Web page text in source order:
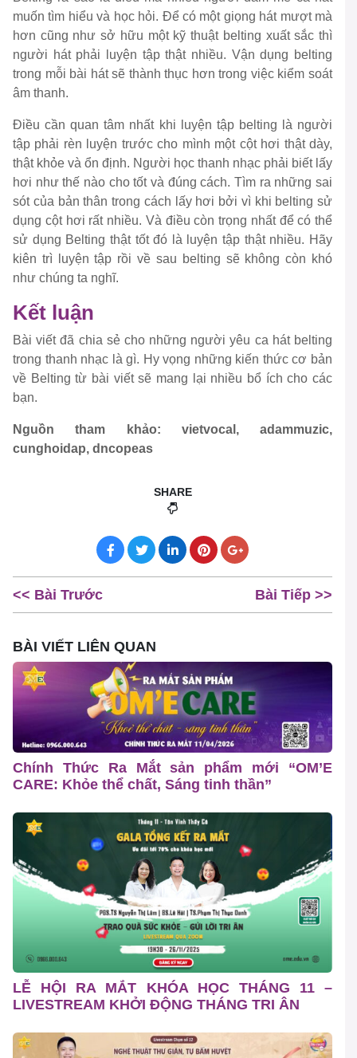
muốn tìm hiểu và học hỏi. Để có một giọng hát mượt mà
hơn cũng như sở hữu một kỹ thuật belting xuất sắc thì
người hát phải luyện tập thật nhiều. Vận dụng belting
trong mỗi bài hát sẽ thành thục hơn trong việc kiểm soát
âm thanh.
Điều cần quan tâm nhất khi luyện tập belting là người
tập phải rèn luyện trước cho mình một cột hơi thật dày,
thật khỏe và ổn định. Người học thanh nhạc phải biết lấy
hơi như thế nào cho tốt và đúng cách. Tìm ra những sai
sót của bản thân trong cách lấy hơi bởi vì khi belting sử
dụng cột hơi rất nhiều. Và điều còn trọng nhất để có thể
sử dụng Belting thật tốt đó là luyện tập thật nhiều. Hãy
kiên trì luyện tập rồi về sau belting sẽ không còn khó
như chúng ta nghĩ.
Kết luận
Bài viết đã chia sẻ cho những người yêu ca hát belting
trong thanh nhạc là gì. Hy vọng những kiến thức cơ bản
về Belting từ bài viết sẽ mang lại nhiều bổ ích cho các
bạn.
Nguồn tham khảo: vietvocal, adammuzic,
cunghoidap, dncopeas
SHARE
<< Bài Trước Bài Tiếp >>
BÀI VIẾT LIÊN QUAN
Chính Thức Ra Mắt sản phẩm mới “OM’E
CARE: Khỏe thể chất, Sáng tinh thần”
LỄ HỘI RA MẮT KHÓA HỌC THÁNG 11 –
LIVESTREAM KHỞI ĐỘNG THÁNG TRI ÂN